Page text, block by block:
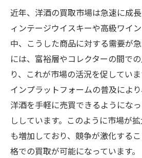
ラベルやボトルの状態保
洋酒の劣化を防ぐための
適切な保管場所の選び方
保存状態が買取価格に与
長期保存による価値の変
買取業者選びが洋酒の高値査
信頼できる買取業者の特
専門的な査定士とその役割
買取業者の実績と口コミ
近年、洋酒の買取市場は急速に成
ィンテージウイスキーや高級ワイ
中、こうした商品に対する需要が
には、富裕層やコレクターの間で
り、これが市場の活況を促してい
インプラットフォームの普及によ
洋酒を手軽に売買できるようにな
ししています。このように市場が
も増加しており、競争が激化する
格での買取が可能になっています。